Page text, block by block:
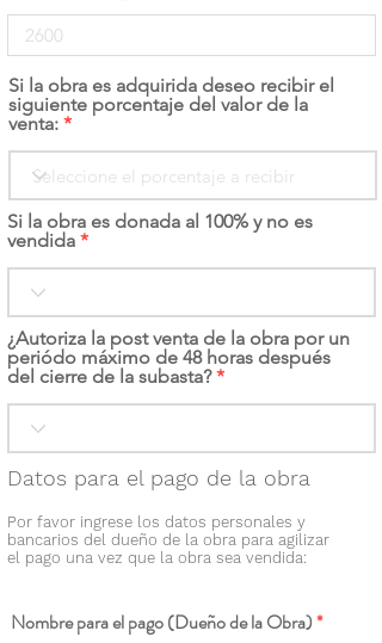
Si la obra es adquirida deseo recibir el
siguiente porcentaje del valor de la
venta:
Si la obra es donada al 100% y no es
vendida
¿Autoriza la post venta de la obra por un
periódo máximo de 48 horas después
del cierre de la subasta?
Datos para el pago de la obra
Por favor ingrese los datos personales y
bancarios del dueño de la obra para agilizar
el pago una vez que la obra sea vendida:
Nombre para el pago (Dueño de la Obra)